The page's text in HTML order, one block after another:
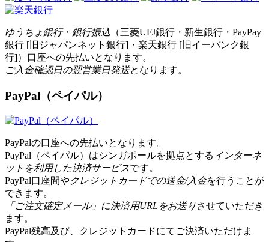
ゆうちょ銀行・ 銀行振込 （三菱UFJ銀行・新生銀行・PayPay
銀行 [旧ジャパンネット銀行]・楽天銀行 [旧イーバンク銀
行]）口座への先払いとなります。
ご入金確認日の翌営業日発送となります。
PayPal（ペイパル）
PayPalの口座への先払いとなります。
PayPal（ペイパル）はシンガポールを拠点とする インターネ
ットを利用した決済サービスです。
PayPal口座間やクレジットカードでの送金/入金を行うことが
できます。
「ご注文確定メール」に決済用URLをお送りさせていただき
ます。
PayPal残高及び、クレジットカードにてご決済いただけま